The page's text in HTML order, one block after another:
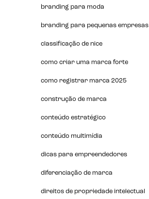
branding para moda
branding para pequenas empresas
classificação de nice
como criar uma marca forte
como registrar marca 2025
construção de marca
conteúdo estratégico
conteúdo multimídia
dicas para empreendedores
diferenciação de marca
direitos de propriedade intelectual